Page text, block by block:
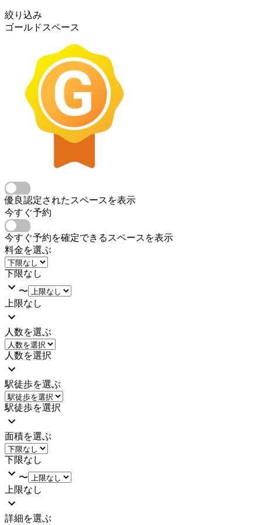
絞り込み
ゴールドスペース
優良認定されたスペースを表示
今すぐ予約
今すぐ予約を確定できるスペースを表示
料金を選ぶ
下限なし
〜
上限なし
人数を選ぶ
人数を選択
駅徒歩を選ぶ
駅徒歩を選択
面積を選ぶ
下限なし
〜
上限なし
詳細を選ぶ